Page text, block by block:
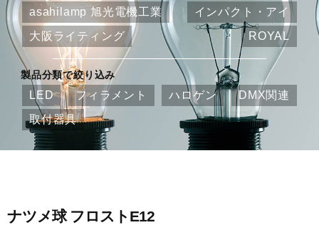
asahilamp 旭光電機工業
インパクト・アイ
大阪ライティング
ROYAL
製品分類で絞り込み
LED フィラメント ハロゲン
DMX関連
取付器具
ナツメ球 フロストE12